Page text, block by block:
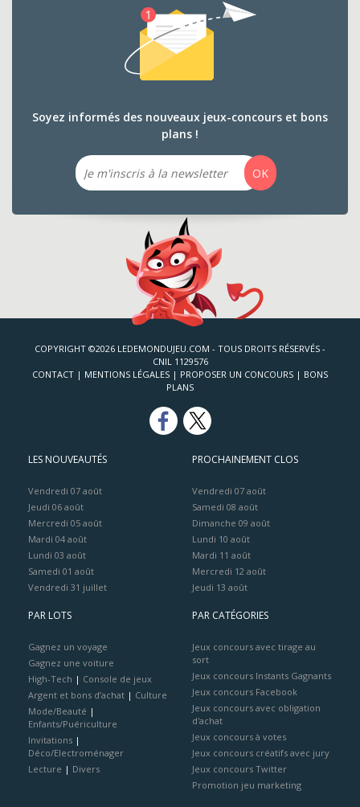
Soyez informés des nouveaux jeux-concours et bons
plans !
Email
OK
COPYRIGHT ©2026 LEDEMONDUJEU.COM - TOUS DROITS RÉSERVÉS -
CNIL 1129576
CONTACT | MENTIONS LÉGALES | PROPOSER UN CONCOURS | BONS
PLANS
LES NOUVEAUTÉS
Vendredi 07 août
Jeudi 06 août
Mercredi 05 août
Mardi 04 août
Lundi 03 août
Samedi 01 août
Vendredi 31 juillet
PROCHAINEMENT CLOS
Vendredi 07 août
Samedi 08 août
Dimanche 09 août
Lundi 10 août
Mardi 11 août
Mercredi 12 août
Jeudi 13 août
PAR LOTS
Gagnez un voyage
Gagnez une voiture
High-Tech | Console de jeux
Argent et bons d’achat | Culture
Mode/Beauté |
Enfants/Puériculture
Invitations |
Déco/Electroménager
Lecture | Divers
PAR CATÉGORIES
Jeux concours avec tirage au
sort
Jeux concours Instants Gagnants
Jeux concours Facebook
Jeux concours avec obligation
d'achat
Jeux concours à votes
Jeux concours créatifs avec jury
Jeux concours Twitter
Promotion jeu marketing